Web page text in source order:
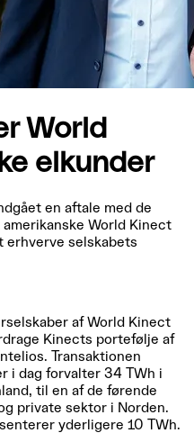
World
elkunder
en aftale med de
World Kinect
erhverve selskabets
af World Kinect
Kinects portefølje af
Transaktionen
i dag forvalter 34 TWh i
til en af de førende
private sektor i Norden.
yderligere 10 TWh.